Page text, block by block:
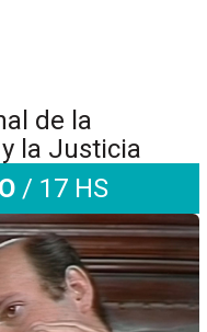
de la
la Justicia
/ 17 HS